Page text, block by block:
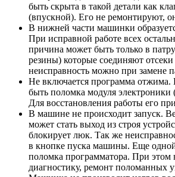
быть скрыта в такой детали как
(впускной). Его не ремонтируют,
В нижней части машинки
При исправной работе всех
причина может быть только в
резины) которые соединяют
неисправность можно при замене
Не включается программа
быть поломка модуля
Для восстановления работы его
В машине не происходит запуск.
может стать выход из строя
блокирует люк. Так же
в кнопке пуска машины. Еще
поломка программатора. При этом
диагностику, ремонт поломанных